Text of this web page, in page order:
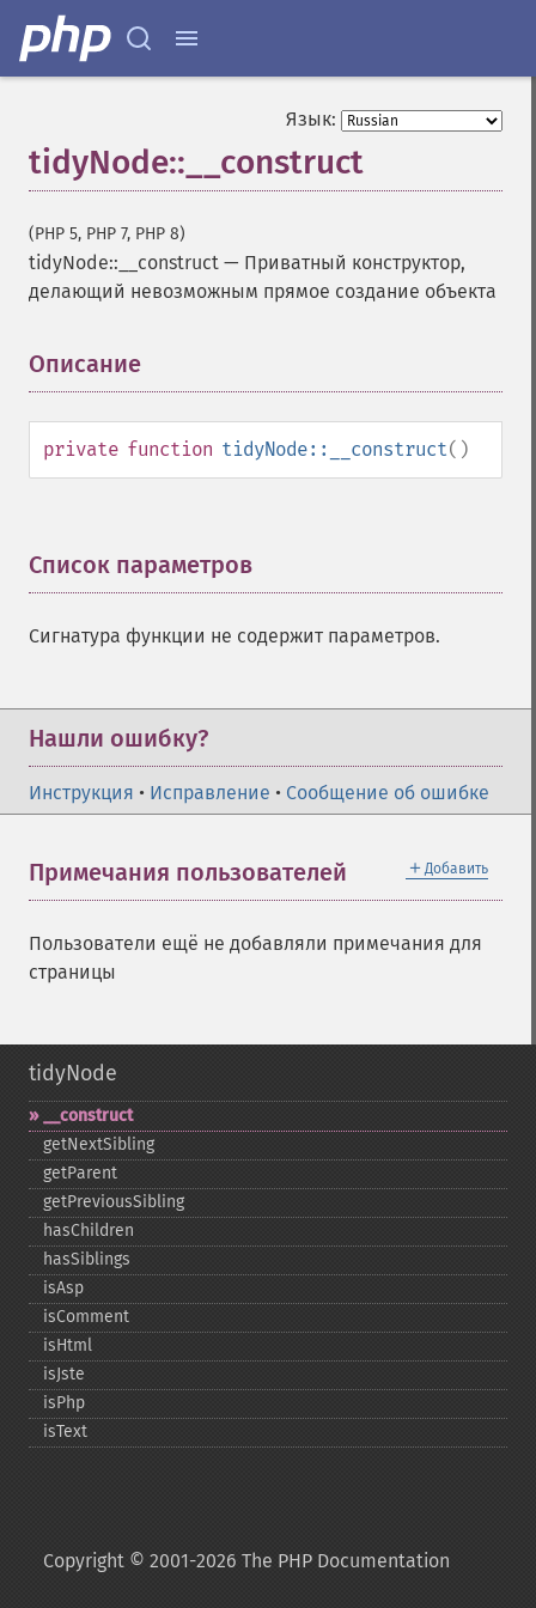
Язык:
tidyNode::__construct
(PHP 5, PHP 7, PHP 8)
tidyNode::__construct — Приватный конструктор,
делающий невозможным прямое создание объекта
Описание
private function tidyNode::__construct()
Список параметров
Сигнатура функции не содержит параметров.
Нашли ошибку?
Инструкция • Исправление • Сообщение об ошибке
＋ Добавить
Примечания пользователей
Пользователи ещё не добавляли примечания для
страницы
tidyNode
_​_​construct
getNextSibling
getParent
getPreviousSibling
hasChildren
hasSiblings
isAsp
isComment
isHtml
isJste
isPhp
isText
Copyright © 2001-2026 The PHP Documentation